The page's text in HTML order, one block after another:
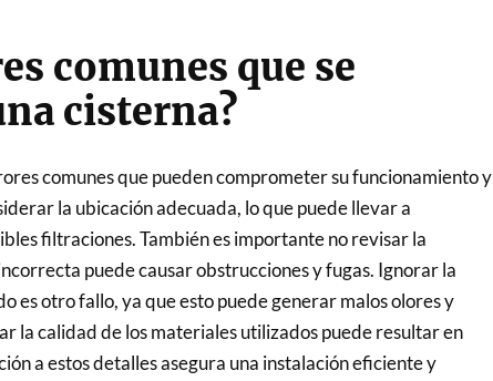
comunes que se
cisterna?
comunes que pueden comprometer su funcionamiento y
la ubicación adecuada, lo que puede llevar a
filtraciones. También es importante no revisar la
puede causar obstrucciones y fugas. Ignorar la
es otro fallo, ya que esto puede generar malos olores y
la calidad de los materiales utilizados puede resultar en
a estos detalles asegura una instalación eficiente y